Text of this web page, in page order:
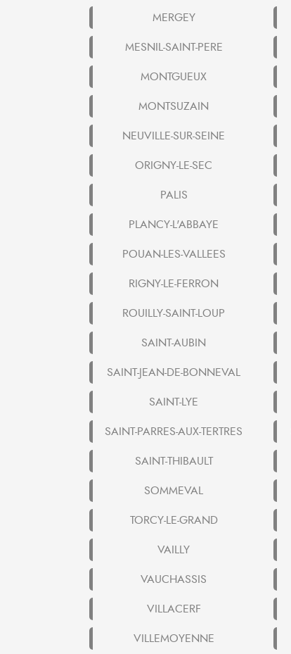
MERGEY
MESNIL-SAINT-PERE
MONTGUEUX
MONTSUZAIN
NEUVILLE-SUR-SEINE
ORIGNY-LE-SEC
PALIS
PLANCY-L'ABBAYE
POUAN-LES-VALLEES
RIGNY-LE-FERRON
ROUILLY-SAINT-LOUP
SAINT-AUBIN
SAINT-JEAN-DE-BONNEVAL
SAINT-LYE
SAINT-PARRES-AUX-TERTRES
SAINT-THIBAULT
SOMMEVAL
TORCY-LE-GRAND
VAILLY
VAUCHASSIS
VILLACERF
VILLEMOYENNE